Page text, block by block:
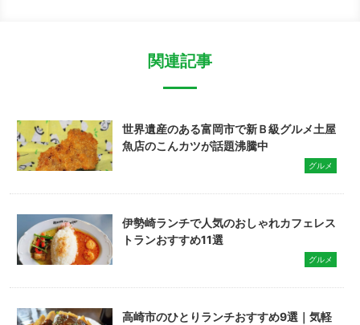
関連記事
世界遺産のある富岡市で新Ｂ級グルメ土屋
魚店のこんカツが話題沸騰中
グルメ
伊勢崎ランチで人気のおしゃれカフェレス
トランおすすめ11選
グルメ
高崎市のひとりランチおすすめ9選｜気軽